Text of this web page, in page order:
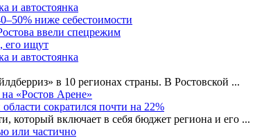
и автостоянка
ниже себестоимости
ввели спецрежим
его ищут
и автостоянка
в 10 регионах страны. В Ростовской ...
«Ростов Арене»
сократился почти на 22%
который включает в себя бюджет региона и его ...
или частично